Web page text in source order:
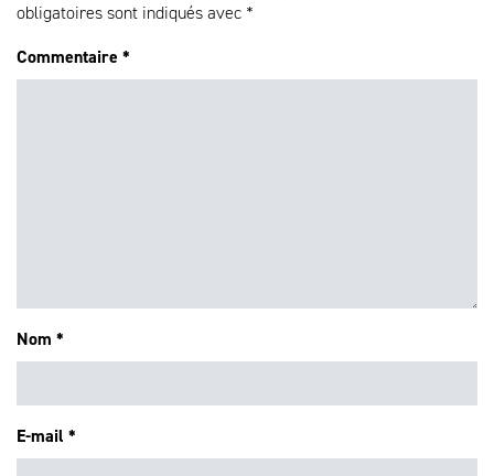
obligatoires sont indiqués avec *
Commentaire *
Nom *
E-mail *